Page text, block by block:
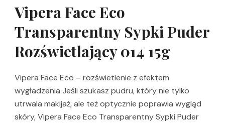
Vipera Face Eco
Transparentny Sypki Puder
Rozświetlający 014 15g
Vipera Face Eco – rozświetlenie z efektem
wygładzenia Jeśli szukasz pudru, który nie tylko
utrwala makijaż, ale też optycznie poprawia wygląd
skóry, Vipera Face Eco Transparentny Sypki Puder